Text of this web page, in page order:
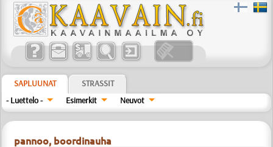
SAPLUUNAT
STRASSIT
- Luettelo -
Esimerkit Neuvot
pannoo, boordinauha